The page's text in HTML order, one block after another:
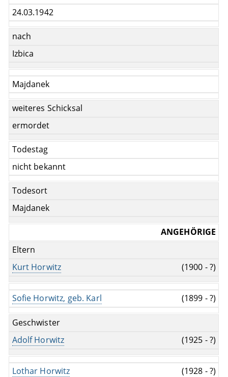
24.03.1942
nach
Izbica
Majdanek
weiteres Schicksal
ermordet
Todestag
nicht bekannt
Todesort
Majdanek
ANGEHÖRIGE
Eltern
Kurt Horwitz
(1900 - ?)
Sofie Horwitz, geb. Karl (1899 - ?)
Geschwister
Adolf Horwitz
(1925 - ?)
Lothar Horwitz (1928 - ?)